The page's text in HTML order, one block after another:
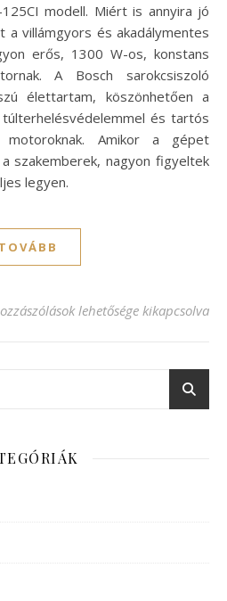
modell. Miért is annyira jó
villámgyors és akadálymentes
erős, 1300 W-os, konstans
A Bosch sarokcsiszoló
élettartam, köszönhetően a
és tartós
motoroknak. Amikor a gépet
szakemberek, nagyon figyeltek
legyen.
TOVÁBB
ismer lehetetlent a Bosch
lehetősége kikapcsolva